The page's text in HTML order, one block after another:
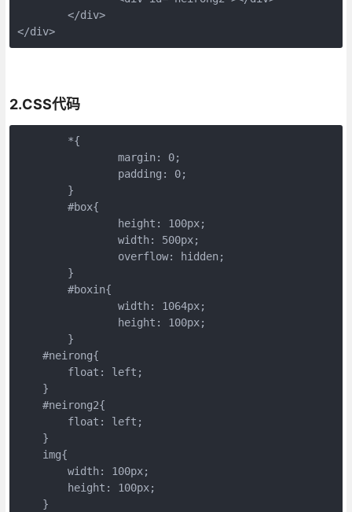
2.CSS代码
    #neirong{
        float: left;
    }
    #neirong2{
        float: left;
    }
    img{
        width: 100px;
        height: 100px;
    }